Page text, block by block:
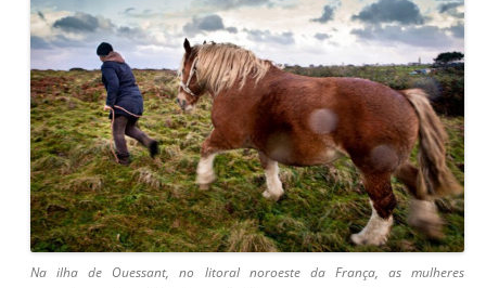
Na ilha de Ouessant, no litoral noroeste da França, as mulheres